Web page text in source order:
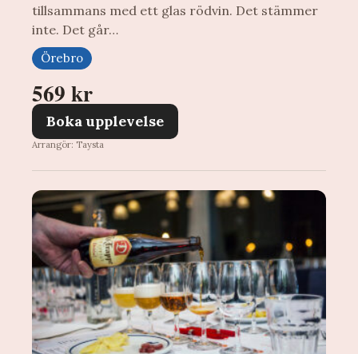
tillsammans med ett glas rödvin. Det stämmer
inte. Det går…
Örebro
569 kr
Boka upplevelse
Arrangör: Taysta